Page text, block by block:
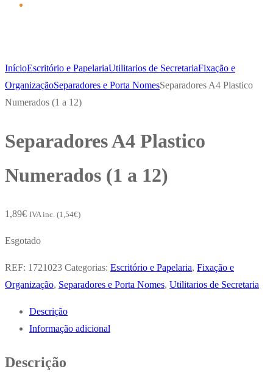
InícioEscritório e PapelariaUtilitarios de SecretariaFixação e
OrganizaçãoSeparadores e Porta NomesSeparadores A4 Plastico
Numerados (1 a 12)
Separadores A4 Plastico
Numerados (1 a 12)
1,89€ IVA inc. (1,54€)
Esgotado
REF: 1721023 Categorias: Escritório e Papelaria, Fixação e
Organização, Separadores e Porta Nomes, Utilitarios de Secretaria
Descrição
Informação adicional
Descrição